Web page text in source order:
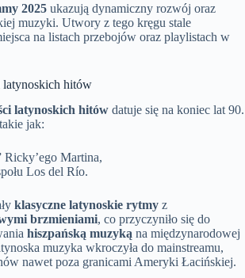
2025 ukazują dynamiczny rozwój oraz
muzyki. Utwory z tego kręgu stale
na listach przebojów oraz playlistach w
latynoskich hitów
latynoskich hitów datuje się na koniec lat 90.
jak:
Ricky’ego Martina,
Los del Río.
klasyczne latynoskie rytmy z
brzmieniami, co przyczyniło się do
hiszpańską muzyką na międzynarodowej
muzyka wkroczyła do mainstreamu,
nawet poza granicami Ameryki Łacińskiej.